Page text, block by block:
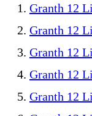
Granth 12
Granth 12
Granth 12
Granth 12
Granth 12